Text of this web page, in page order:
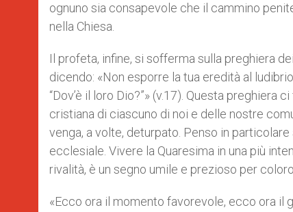
ognuno sia consapevole che il cammino
nella Chiesa.
Il profeta, infine, si sofferma sulla preghiera
dicendo: «Non esporre la tua eredità al
“Dov’è il loro Dio?”» (v.17). Questa
cristiana di ciascuno di noi e delle nostre
venga, a volte, deturpato. Penso in
ecclesiale. Vivere la Quaresima in una più
rivalità, è un segno umile e prezioso per
«Ecco ora il momento favorevole, ecco ora il